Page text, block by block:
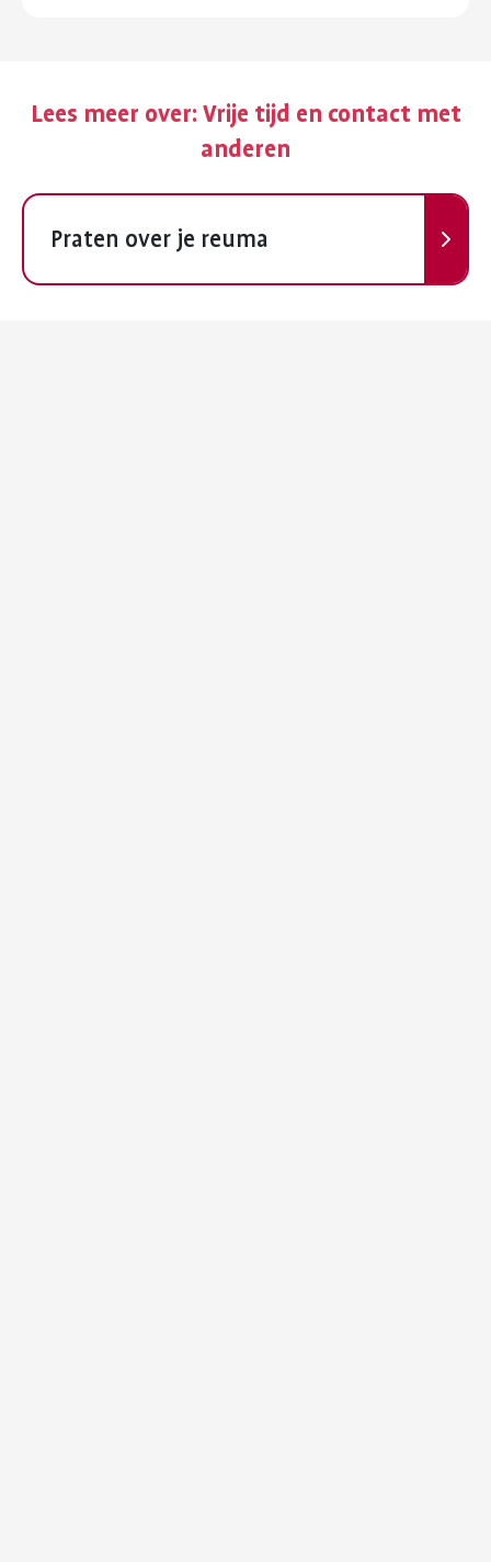
Lees meer over: Vrije tijd en contact met
anderen
Volgende
Praten over je reuma